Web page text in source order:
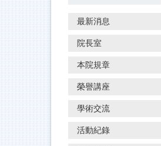
最新消息
院長室
本院規章
榮譽講座
學術交流
活動紀錄